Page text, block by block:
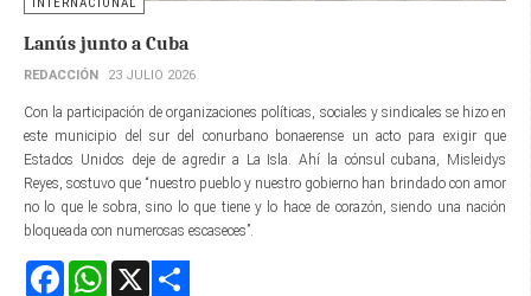
Lanús junto a Cuba
REDACCIÓN 23 JULIO 2026
Con la participación de organizaciones políticas, sociales y sindicales se hizo en
este municipio del sur del conurbano bonaerense un acto para exigir que
Estados Unidos deje de agredir a La Isla. Ahí la cónsul cubana, Misleidys
Reyes, sostuvo que “nuestro pueblo y nuestro gobierno han brindado con amor
no lo que le sobra, sino lo que tiene y lo hace de corazón, siendo una nación
bloqueada con numerosas escaseces”.
FacebookWhatsApp